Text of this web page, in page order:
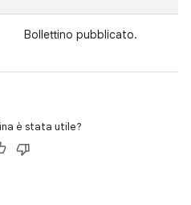
Bollettino pubblicato.
è stata utile?